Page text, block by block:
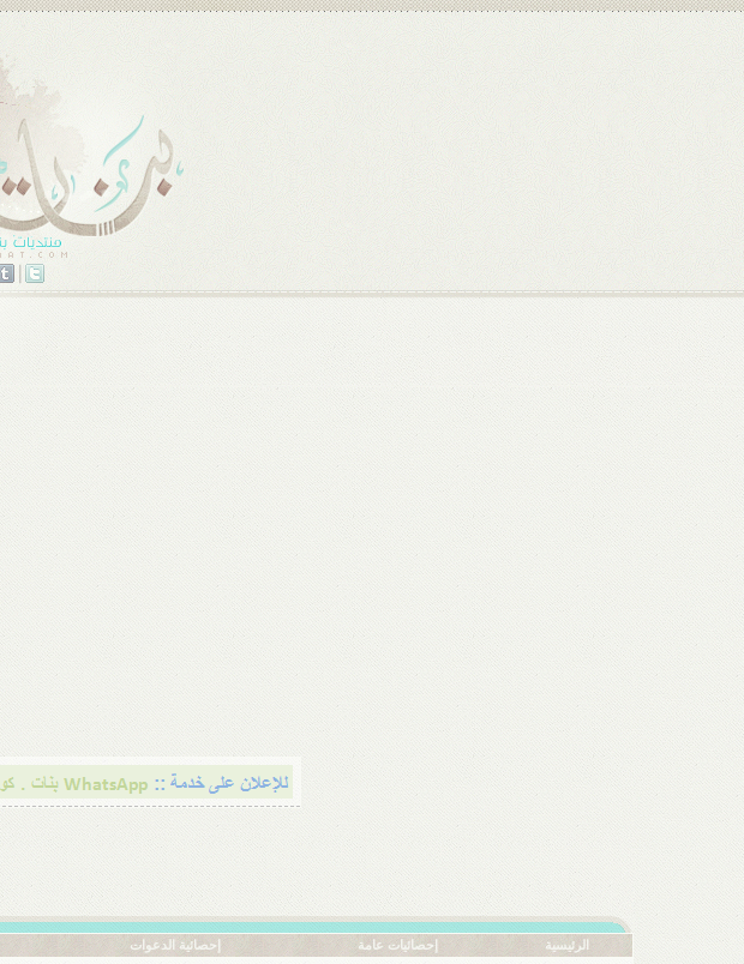
الرئيسية إحصائيات عامة إحصائية الدعوات